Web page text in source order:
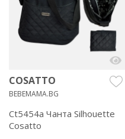
COSATTO
BEBEMAMA.BG
Ct5454a Чанта Silhouette
Cosatto